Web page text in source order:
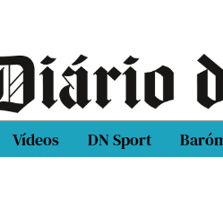
Vídeos DN Sport